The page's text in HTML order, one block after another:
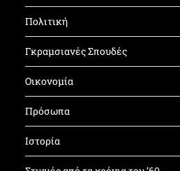
Πολιτική
Γκραμσιανές Σπουδές
Οικονομία
Πρόσωπα
Ιστορία